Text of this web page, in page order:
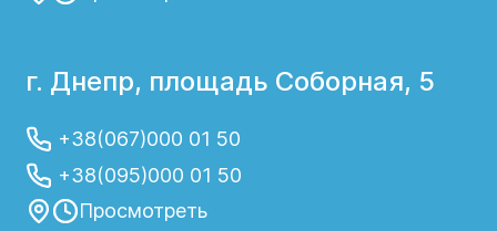
г. Днепр, площадь Соборная, 5
+38(067)000 01 50
+38(095)000 01 50
Просмотреть